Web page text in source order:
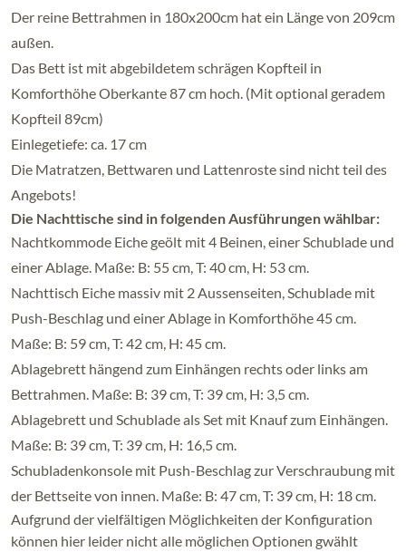
Der reine Bettrahmen in 180x200cm hat ein Länge von 209cm
außen.
Das Bett ist mit abgebildetem schrägen Kopfteil in
Komforthöhe Oberkante 87 cm hoch. (Mit optional geradem
Kopfteil 89cm)
Einlegetiefe: ca. 17 cm
Die Matratzen, Bettwaren und Lattenroste sind nicht teil des
Angebots!
Die Nachttische sind in folgenden Ausführungen wählbar:
Nachtkommode Eiche geölt mit 4 Beinen, einer Schublade und
einer Ablage. Maße: B: 55 cm, T: 40 cm, H: 53 cm.
Nachttisch Eiche massiv mit 2 Aussenseiten, Schublade mit
Push-Beschlag und einer Ablage in Komforthöhe 45 cm.
Maße: B: 59 cm, T: 42 cm, H: 45 cm.
Ablagebrett hängend zum Einhängen rechts oder links am
Bettrahmen. Maße: B: 39 cm, T: 39 cm, H: 3,5 cm.
Ablagebrett und Schublade als Set mit Knauf zum Einhängen.
Maße: B: 39 cm, T: 39 cm, H: 16,5 cm.
Schubladenkonsole mit Push-Beschlag zur Verschraubung mit
der Bettseite von innen. Maße: B: 47 cm, T: 39 cm, H: 18 cm.
Aufgrund der vielfältigen Möglichkeiten der Konfiguration
können hier leider nicht alle möglichen Optionen gwählt